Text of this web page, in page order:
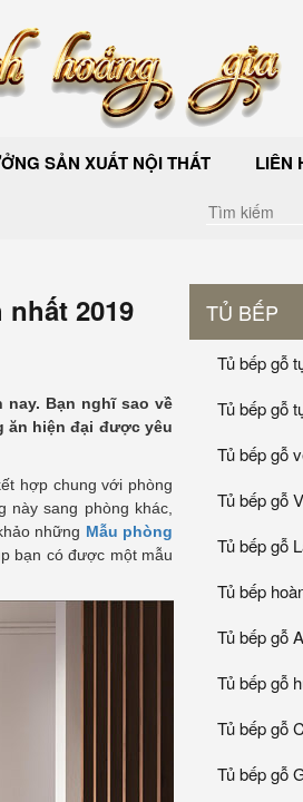
SẢN XUẤT NỘI THẤT LIÊN
2019
Bạn nghĩ sao về
ăn hiện đại được yêu
hợp chung với phòng
này sang phòng khác,
những Mẫu phòng
bạn có được một mẫu
TỦ BẾP
Tủ bếp gỗ
Tủ bếp gỗ
Tủ bếp gỗ
Tủ bếp gỗ
Tủ bếp gỗ
Tủ bếp
Tủ bếp gỗ
Tủ bếp gỗ
Tủ bếp gỗ
Tủ bếp gỗ